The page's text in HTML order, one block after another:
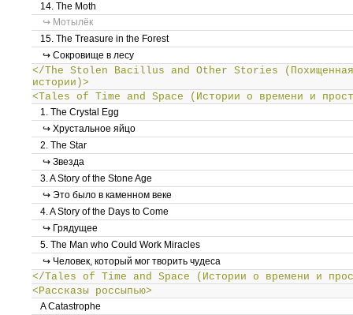
14. The Moth
↪ Мотылёк
15. The Treasure in the Forest
↪ Сокровище в лесу
</The Stolen Bacillus and Other Stories (Похищенная
истории)>
<Tales of Time and Space (Истории о времени и
1. The Crystal Egg
↪ Хрустальное яйцо
2. The Star
↪ Звезда
3. A Story of the Stone Age
↪ Это было в каменном веке
4. A Story of the Days to Come
↪ Грядущее
5. The Man who Could Work Miracles
↪ Человек, который мог творить чудеса
</Tales of Time and Space (Истории о времени и
<Рассказы россыпью>
A Catastrophe